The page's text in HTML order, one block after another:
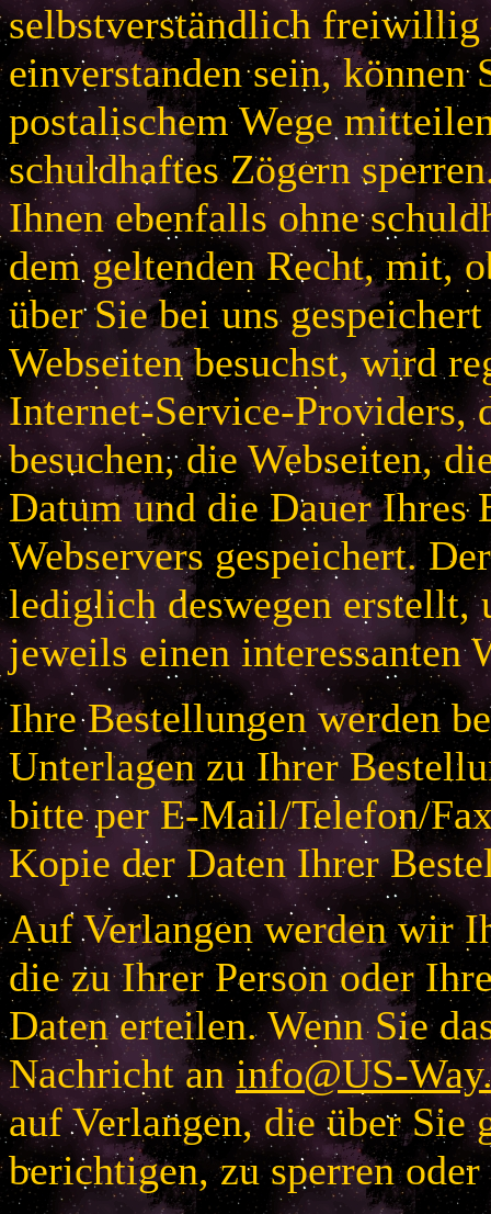
selbstverständlich
einverstanden sein, können
postalischem Wege
schuldhaftes Zögern
Ihnen ebenfalls ohne
dem geltenden Recht, mit,
über Sie bei uns
Webseiten besuchst, wird
Internet-Service-Providers,
besuchen, die Webseiten,
Datum und die Dauer Ihres
Webservers gespeichert.
lediglich deswegen erstellt,
jeweils einen interessanten
Ihre Bestellungen werden
Unterlagen zu Ihrer
bitte per E-Mail/Telefon/
Kopie der Daten Ihrer
Auf Verlangen werden wir
die zu Ihrer Person oder
Daten erteilen. Wenn Sie
Nachricht aninfo@US-
auf Verlangen, die über Sie
berichtigen, zu sperren